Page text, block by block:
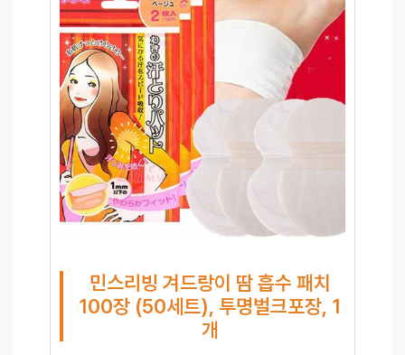
민스리빙 겨드랑이 땀 흡수 패치
100장 (50세트), 투명벌크포장, 1
개